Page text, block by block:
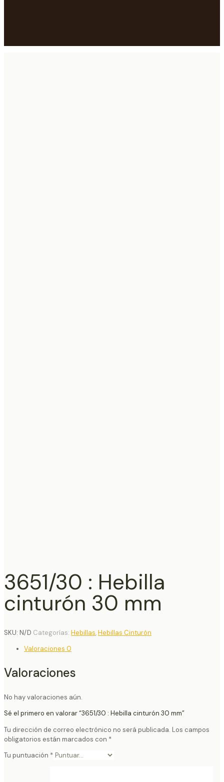
3651/30 : Hebilla
cinturón 30 mm
SKU: N/D Categorías: Hebillas,Hebillas Cinturón
Valoraciones 0
Valoraciones
No hay valoraciones aún.
Sé el primero en valorar “3651/30 : Hebilla cinturón 30 mm”
Tu dirección de correo electrónico no será publicada. Los campos
obligatorios están marcados con *
Tu puntuación *